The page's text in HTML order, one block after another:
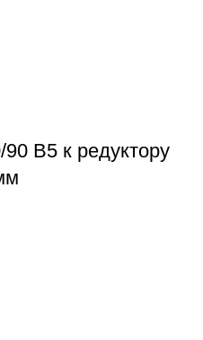
B5 к редуктору